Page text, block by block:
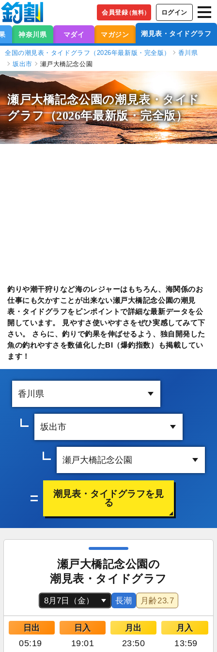
会員登録（無料） ログイン
神奈川県 マダイ マガジン 潮見表・タイドグラフ
全国の潮見表・タイドグラフ（2026年最新版・完全版）
香川県
坂出市
瀬戸大橋記念公園
瀬戸大橋記念公園の潮見表・タイド
グラフ（2026年最新版・完全版）
釣りや潮干狩りなど海のレジャーはもちろん、海関係のお
仕事にも欠かすことが出来ない瀬戸大橋記念公園の潮見
表・タイドグラフをピンポイントで詳細な最新データを公
開しています。 見やすさ使いやすさをぜひ実感してみて下
さい。 さらに、釣りで釣果を伸ばせるよう、独自開発した
魚の釣れやすさを数値化したBI（爆釣指数）も掲載してい
ます！
潮見表・タイドグラフを見
る
瀬戸大橋記念公園の
潮見表・タイドグラフ
長潮 月齢23.7
日出 日入 月出 月入
05:19 19:01 23:50 13:59